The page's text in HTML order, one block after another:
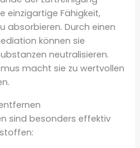
einzigartige Fähigkeit,
absorbieren. Durch einen
können sie
neutralisieren.
macht sie zu wertvollen
sind besonders effektiv